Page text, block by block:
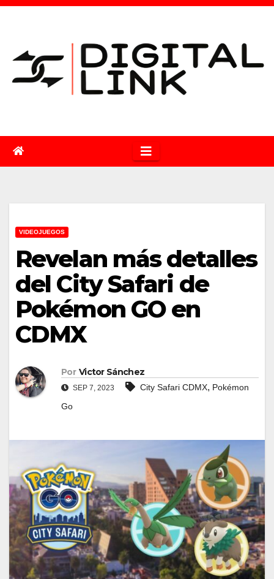
Saltar
VIDEOJUEGOS
Revelan más detalles
del City Safari de
Pokémon GO en
CDMX
Por Victor Sánchez
SEP 7, 2023 City Safari CDMX, Pokémon
Go